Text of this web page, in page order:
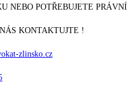
NEBO POTŘEBUJETE PRÁVNÍ
KONTAKTUJTE !
zlinsko.cz